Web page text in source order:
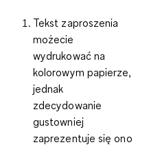
Tekst zaproszenia
możecie
wydrukować na
kolorowym papierze,
jednak
zdecydowanie
gustowniej
zaprezentuje się ono